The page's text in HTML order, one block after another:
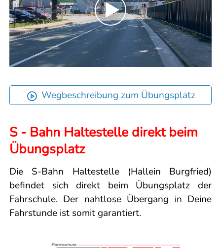
Wegbeschreibung zum Übungsplatz
S - Bahn Haltestelle direkt beim
Übungsplatz
Die S-Bahn Haltestelle (Hallein Burgfried)
befindet sich direkt beim Übungsplatz der
Fahrschule. Der nahtlose Übergang in Deine
Fahrstunde ist somit garantiert.